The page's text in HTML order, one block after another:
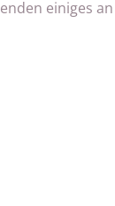
einiges an